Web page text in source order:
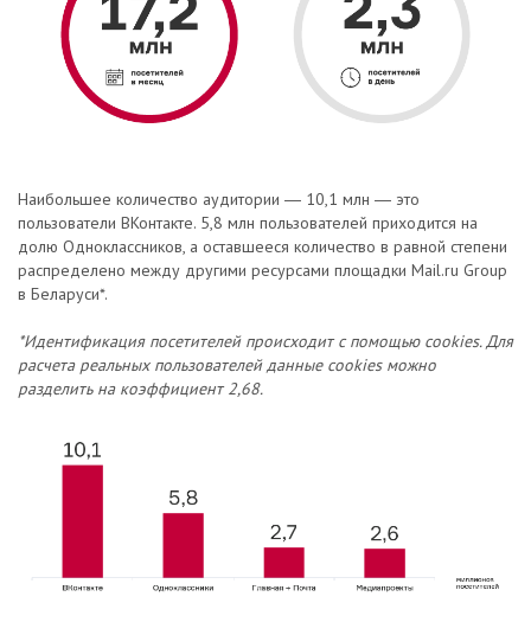
Наибольшее количество аудитории ― 10,1 млн ― это
пользователи ВКонтакте. 5,8 млн пользователей приходится на
долю Одноклассников, а оставшееся количество в равной степени
распределено между другими ресурсами площадки Mail.ru Group
в Беларуси*.
*Идентификация посетителей происходит с помощью cookies. Для
расчета реальных пользователей данные cookies можно
разделить на коэффициент 2,68.